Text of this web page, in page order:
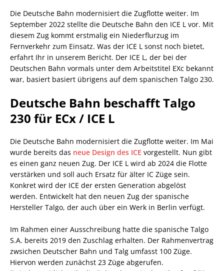
Die Deutsche Bahn modernisiert die Zugflotte weiter. Im
September 2022 stellte die Deutsche Bahn den ICE L vor. Mit
diesem Zug kommt erstmalig ein Niederflurzug im
Fernverkehr zum Einsatz. Was der ICE L sonst noch bietet,
erfahrt Ihr in unserem Bericht. Der ICE L, der bei der
Deutschen Bahn vormals unter dem Arbeitstitel EXc bekannt
war, basiert basiert übrigens auf dem spanischen Talgo 230.
Deutsche Bahn beschafft Talgo
230 für ECx / ICE L
Die Deutsche Bahn modernisiert die Zugflotte weiter. Im Mai
wurde bereits das neue Design des ICE vorgestellt. Nun gibt
es einen ganz neuen Zug. Der ICE L wird ab 2024 die Flotte
verstärken und soll auch Ersatz für älter IC Züge sein.
Konkret wird der ICE der ersten Generation abgelöst
werden. Entwickelt hat den neuen Zug der spanische
Hersteller Talgo, der auch über ein Werk in Berlin verfügt.
Im Rahmen einer Ausschreibung hatte die spanische Talgo
S.A. bereits 2019 den Zuschlag erhalten. Der Rahmenvertrag
zwsichen Deutscher Bahn und Talg umfasst 100 Züge.
Hiervon werden zunächst 23 Züge abgerufen.